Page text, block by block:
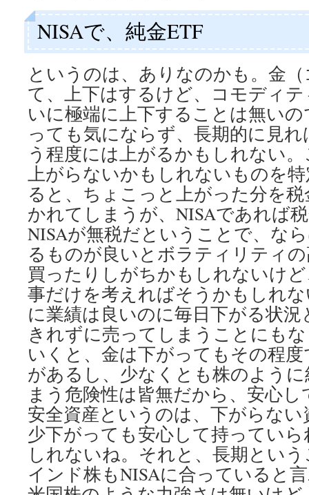
NISAで、純金ETF
というのは、ありなのかも。金
て、上下はするけど、コモディ
いに極端に上下することは無い
っても気にならず、長期的に見
う程度には上がるかもしれない
上がらないかもしれないものを
ると、ちょこっと上がった分を
かれてしまうが、NISAであれば
NISAが無税だということで、な
るものが良いとボラティリティ
買ったりしがちかもしれないけ
事だけを考えればそうかもしれ
に業績は良いのに毎日下がる状
きれずに売ってしまうことにも
いくと、金は下がってもその程
があるし、少なくとも株のよう
まう危険性は皆無だから、安心
安全資産というのは、下がらな
少下がっても安心して持ってい
しれないね。それと、長期とい
インド株もNISAに合っていると